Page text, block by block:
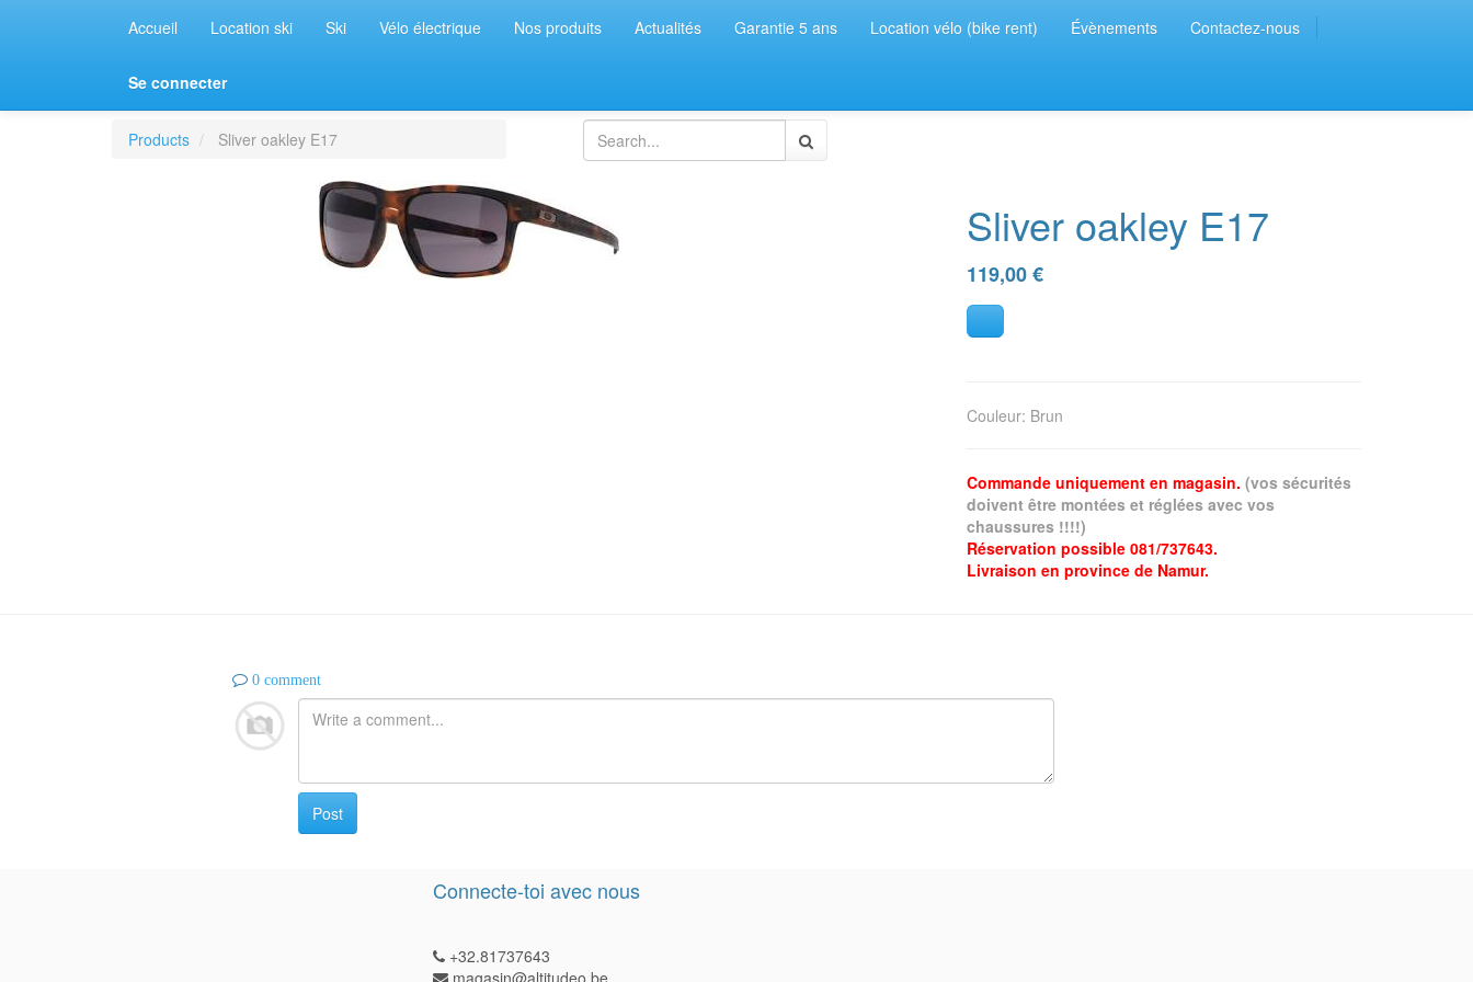
Accueil Location ski Ski Vélo électrique Nos produits Actualités Garantie 5 ans Location vélo (bike rent) Évènements Contactez-nous
Se connecter
Products Sliver oakley E17
Sliver oakley E17
119,00€
Couleur: Brun
Commande uniquement en magasin. (vos sécurités
doivent être montées et réglées avec vos
chaussures !!!!)
Réservation possible 081/737643.
Livraison en province de Namur.
0 comment
Post
Connecte-toi avec nous
+32.81737643
magasin@altitudeo.be